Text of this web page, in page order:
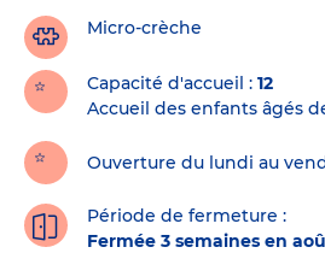
crècheMicro-crèche
Capacité d'accueil
12
Accueil des enfants âgés
Ouverture du lundi au
Période de fermeture :
Fermée 3 semaines en